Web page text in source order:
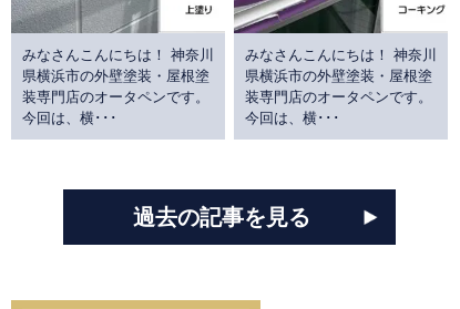
みなさんこんにちは！ 神奈川
県横浜市の外壁塗装・屋根塗
装専門店のオータペンです。
今回は、横･･･
みなさんこんにちは！ 神奈川
県横浜市の外壁塗装・屋根塗
装専門店のオータペンです。
今回は、横･･･
過去の記事を見る